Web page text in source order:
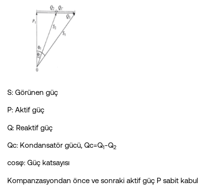
S: Görünen güç
P: Aktif güç
Q: Reaktif güç
Qc: Kondansatör gücü, Qc=Q1-Q2
cosφ: Güç katsayısı
Kompanzasyondan önce ve sonraki aktif güç P sabit kabul